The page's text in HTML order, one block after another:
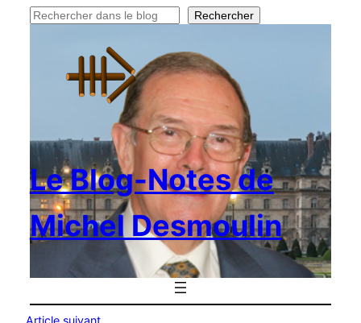
Rechercher Rechercher
Le Blog-Notes de
Michel Desmoulin
Article suivant